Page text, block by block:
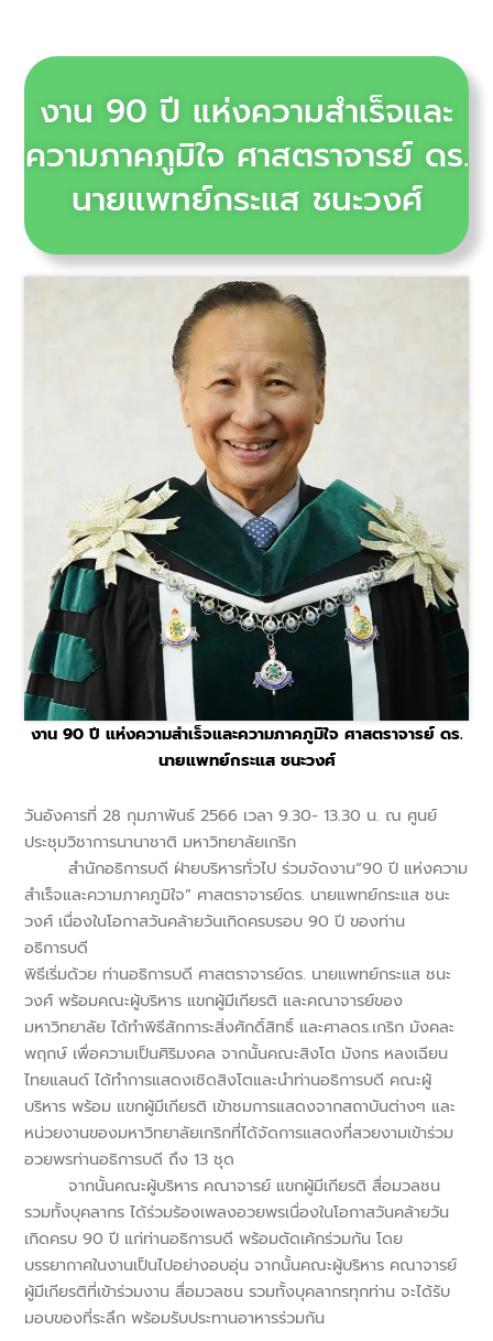
งาน 90 ปี แห่งความสำเร็จและ
ความภาคภูมิใจ ศาสตราจารย์ ดร.
นายแพทย์กระแส ชนะวงศ์
งาน 90 ปี แห่งความสำเร็จและความภาคภูมิใจ ศาสตราจารย์ ดร.
นายแพทย์กระแส ชนะวงศ์
วันอังคารที่ 28 กุมภาพันธ์ 2566 เวลา 9.30- 13.30 น. ณ ศูนย์
ประชุมวิชาการนานาชาติ มหาวิทยาลัยเกริก
สำนักอธิการบดี ฝ่ายบริหารทั่วไป ร่วมจัดงาน“90 ปี แห่งความ
สำเร็จและความภาคภูมิใจ” ศาสตราจารย์ดร. นายแพทย์กระแส ชนะ
วงศ์ เนื่องในโอกาสวันคล้ายวันเกิดครบรอบ 90 ปี ของท่าน
อธิการบดี
พิธีเริ่มด้วย ท่านอธิการบดี ศาสตราจารย์ดร. นายแพทย์กระแส ชนะ
วงศ์ พร้อมคณะผู้บริหาร แขกผู้มีเกียรติ และคณาจารย์ของ
มหาวิทยาลัย ได้ทำพิธีสักการะสิ่งศักดิ์สิทธิ์ และศาลดร.เกริก มังคละ
พฤกษ์ เพื่อความเป็นศิริมงคล จากนั้นคณะสิงโต มังกร หลงเฉียน
ไทยแลนด์ ได้ทำการแสดงเชิดสิงโตและนำท่านอธิการบดี คณะผู้
บริหาร พร้อม แขกผู้มีเกียรติ เข้าชมการแสดงจากสถาบันต่างๆ และ
หน่วยงานของมหาวิทยาลัยเกริกที่ได้จัดการแสดงที่สวยงามเข้าร่วม
อวยพรท่านอธิการบดี ถึง 13 ชุด
จากนั้นคณะผู้บริหาร คณาจารย์ แขกผู้มีเกียรติ สื่อมวลชน
รวมทั้งบุคลากร ได้ร่วมร้องเพลงอวยพรเนื่องในโอกาสวันคล้ายวัน
เกิดครบ 90 ปี แก่ท่านอธิการบดี พร้อมตัดเค้กร่วมกัน โดย
บรรยากาศในงานเป็นไปอย่างอบอุ่น จากนั้นคณะผู้บริหาร คณาจารย์
ผู้มีเกียรติที่เข้าร่วมงาน สื่อมวลชน รวมทั้งบุคลากรทุกท่าน จะได้รับ
มอบของที่ระลึก พร้อมรับประทานอาหารร่วมกัน